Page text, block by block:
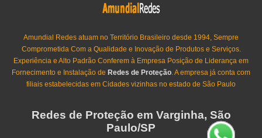
Amundial Redes atuam no Território Brasileiro desde 1994, Sempre
Comprometida Com a Qualidade e Inovação de Produtos e Serviços.
Experiência e Alto Padrão Conferem à Empresa Posição de Liderança em
Fornecimento e Instalação de Redes de Proteção. A empresa já conta com
filiais estabelecidas em Cidades vizinhas no estado de São Paulo
Redes de Proteção em Varginha, São
Paulo/SP